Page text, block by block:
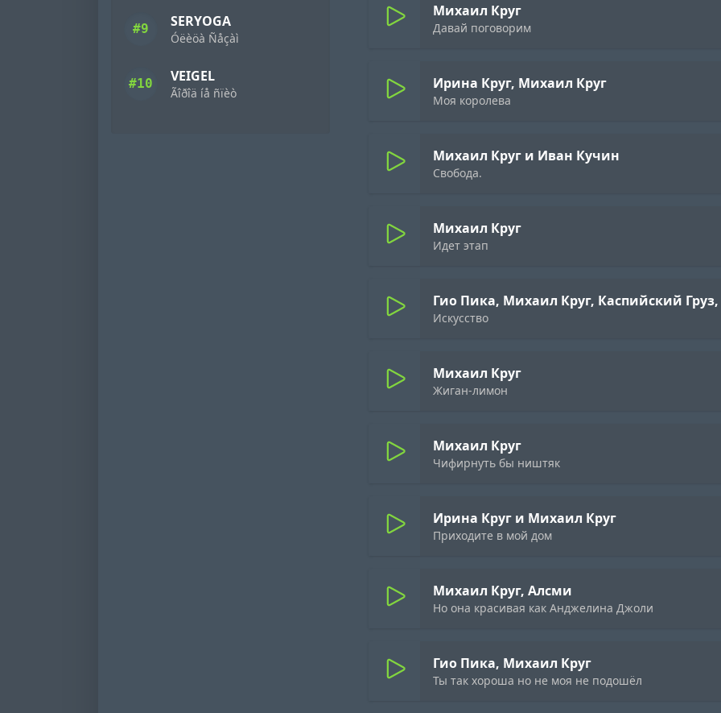
#9 SERYOGA
Óëèöà Ñåçàì
#10 VEIGEL
Ãîðîä íå ñïèò
Михаил Круг
Давай поговорим
Ирина Круг, Михаил Круг
Моя королева
Михаил Круг и Иван Кучин
Свобода.
Михаил Круг
Идет этап
Гио Пика, Михаил Круг, Каспийский
Искусство
Михаил Круг
Жиган-лимон
Михаил Круг
Чифирнуть бы ништяк
Ирина Круг и Михаил Круг
Приходите в мой дом
Михаил Круг, Алсми
Но она красивая как Анджелина Джоли
Гио Пика, Михаил Круг
Ты так хороша но не моя не подошёл